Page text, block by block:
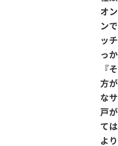
オ
ン
ッ
っ
『
方
な
戸
て
よ